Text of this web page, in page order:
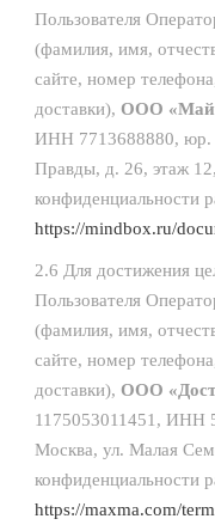
Пользователя
(фамилия, имя,
сайте, номер
доставки), ООО
ИНН 7713688880, юр.
Правды, д. 26, этаж
конфиденциальности
https://mindbox.ru/
2.6 Для достижения
Пользователя
(фамилия, имя,
сайте, номер
доставки), ООО
1175053011451, ИНН
Москва, ул. Малая
конфиденциальности
https://maxma.com/